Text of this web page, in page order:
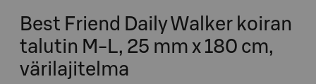
Best Friend Daily Walker koiran
talutin M-L, 25 mm x 180 cm,
värilajitelma